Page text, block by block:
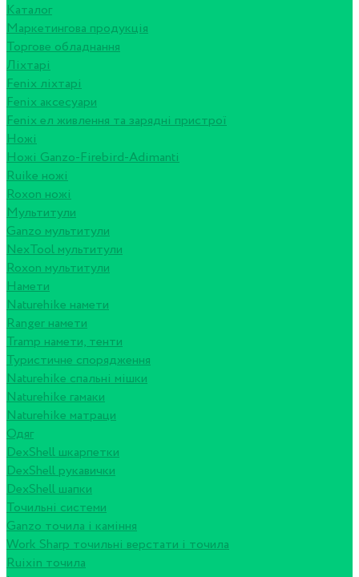
Каталог
Маркетингова продукція
Торгове обладнання
Ліхтарі
Fenix ліхтарі
Fenix аксесуари
Fenix ел живлення та зарядні пристрої
Ножі
Ножі Ganzo-Firebird-Adimanti
Ruike ножі
Roxon ножi
Мультитули
Ganzo мультитули
NexTool мультитули
Roxon мультитули
Намети
Naturehike намети
Ranger намети
Tramp намети, тенти
Туристичне спорядження
Naturehike спальні мішки
Naturehike гамаки
Naturehike матраци
Одяг
DexShell шкарпетки
DexShell рукавички
DexShell шапки
Точильні системи
Ganzo точила і каміння
Work Sharp точильні верстати і точила
Ruixin точила